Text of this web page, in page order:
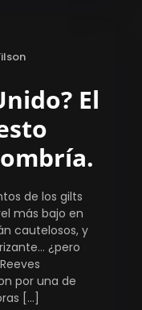
El
de los gilts
más bajo en
cautelosos, y
¿pero
por una de
[…]